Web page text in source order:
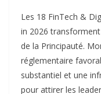
Les 18 FinTech &
in 2026
de la Principauté.
réglementaire
substantiel et une
pour attirer les